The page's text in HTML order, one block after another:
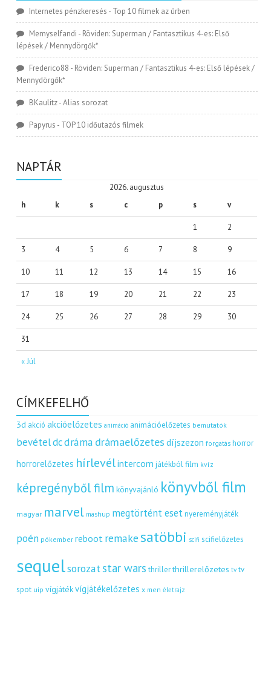
Internetes pénzkeresés - Top 10 filmek az űrben
Memyselfandi - Röviden: Superman / Fantasztikus 4-es: Első
lépések / Mennydörgők*
Frederico88 - Röviden: Superman / Fantasztikus 4-es: Első lépések /
Mennydörgők*
BKaulitz-Alias sorozat
Papyrus - TOP 10 időutazós filmek
NAPTÁR
2026. augusztus
h
k s c p s v
« Júl
1 2
3 4 5 6 7 8 9
10 11 12 13 14 15 16
17 18 19 20 21 22 23
24 25 26 27 28 29 30
31
CÍMKEFELHŐ
3d akció akcióelőzetes animáció animációelőzetes bemutatók
bevételdcdráma drámaelőzetes díjszezon forgatás horror
horrorelőzetes hírlevélintercom játékból film kvíz
képregényből film könyvajánló könyvből film
magyar marvel mashup megtörtént eset nyereményjáték
poén pókember reboot remakesatöbbi scifi scifielőzetes
sequelsorozatstar wars thriller thrillerelőzetes tv tv
spot uip vígjátékvígjátékelőzetes x men életrajz